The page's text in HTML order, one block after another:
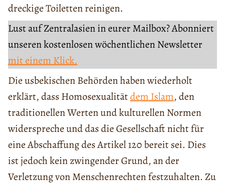
dreckige Toiletten reinigen.
Lust auf Zentralasien in eurer Mailbox? Abonniert
unseren kostenlosen wöchentlichen Newsletter
mit einem Klick.
Die usbekischen Behörden haben wiederholt
erklärt, dass Homosexualitätdem Islam, den
traditionellen Werten und kulturellen Normen
widerspreche und das die Gesellschaft nicht für
eine Abschaffung des Artikel 120 bereit sei. Dies
ist jedoch kein zwingender Grund, an der
Verletzung von Menschenrechten festzuhalten. Zu